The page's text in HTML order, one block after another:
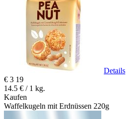
Details
€ 3 19
14.5 € / 1 kg.
Kaufen
Waffelkugeln mit Erdnüssen 220g